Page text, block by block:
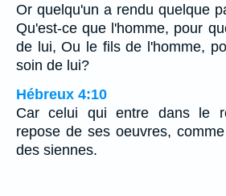
Or quelqu'un a rendu quelque
Qu'est-ce que l'homme, pour
de lui, Ou le fils de l'homme,
soin de lui?
Hébreux 4:10
Car celui qui entre dans le
repose de ses oeuvres,
des siennes.